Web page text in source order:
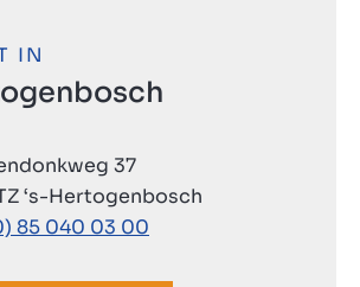
IN
37
‘s-Hertogenbosch
85 040 03 00